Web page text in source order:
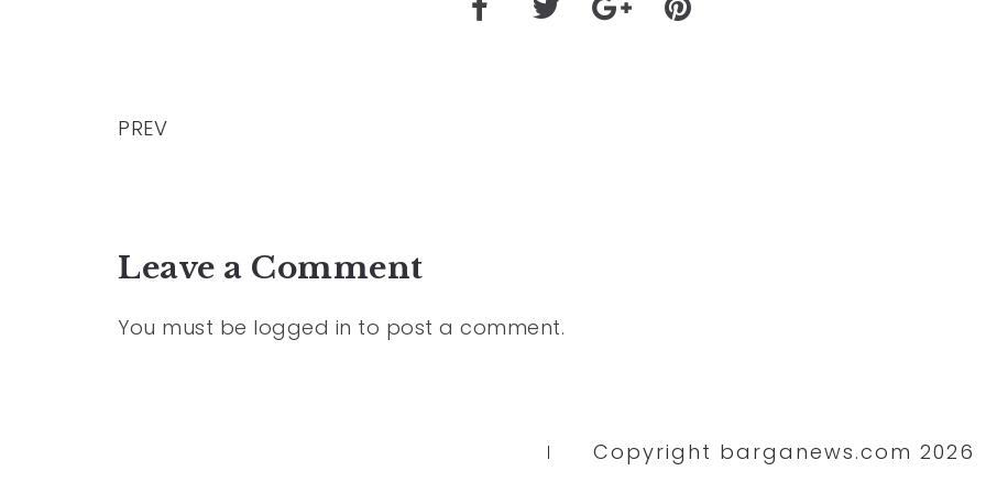
PREV
Leave a Comment
You must be logged in to post a comment.
Copyright barganews.com 2026